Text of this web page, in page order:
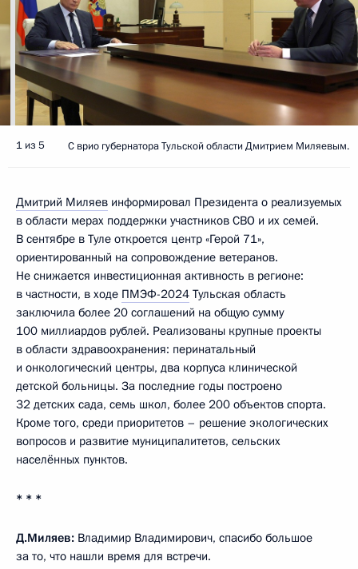
1 из 5 С врио губернатора Тульской области Дмитрием Миляевым.
Дмитрий Миляев информировал Президента о реализуемых
в области мерах поддержки участников СВО и их семей.
В сентябре в Туле откроется центр «Герой 71»,
ориентированный на сопровождение ветеранов.
Не снижается инвестиционная активность в регионе:
в частности, в ходе ПМЭФ-2024 Тульская область
заключила более 20 соглашений на общую сумму
100 миллиардов рублей. Реализованы крупные проекты
в области здравоохранения: перинатальный
и онкологический центры, два корпуса клинической
детской больницы. За последние годы построено
32 детских сада, семь школ, более 200 объектов спорта.
Кроме того, среди приоритетов – решение экологических
вопросов и развитие муниципалитетов, сельских
населённых пунктов.
* * *
Д.Миляев: Владимир Владимирович, спасибо большое
за то, что нашли время для встречи.